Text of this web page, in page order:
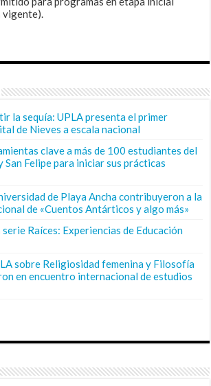
la sequía: UPLA presenta el primer
de Nieves a escala nacional
clave a más de 100 estudiantes del
San Felipe para iniciar sus prácticas
de Playa Ancha contribuyeron a la
de «Cuentos Antárticos y algo más»
Raíces: Experiencias de Educación
sobre Religiosidad femenina y Filosofía
en encuentro internacional de estudios